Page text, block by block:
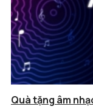
Quà tặng âm